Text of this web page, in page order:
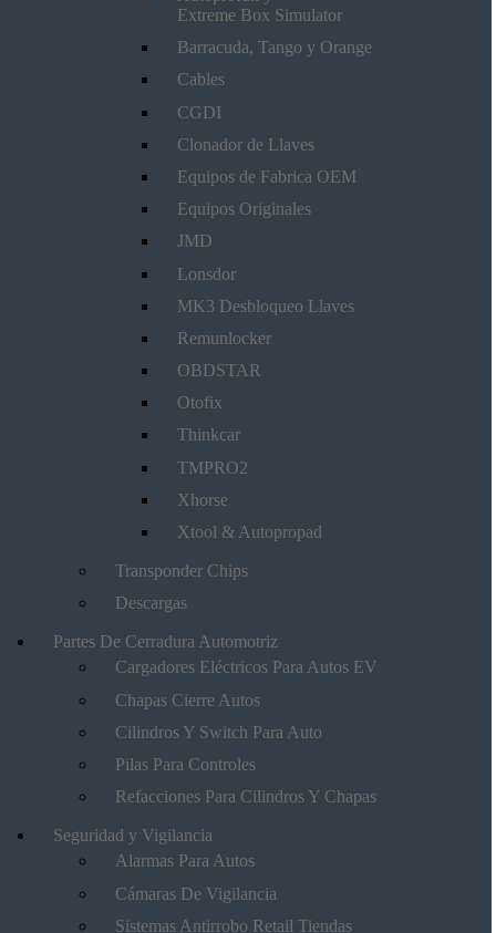
Extreme Box Simulator
Barracuda, Tango y Orange
Cables
CGDI
Clonador de Llaves
Equipos de Fabrica OEM
Equipos Originales
JMD
Lonsdor
MK3 Desbloqueo Llaves
Remunlocker
OBDSTAR
Otofix
Thinkcar
TMPRO2
Xhorse
Xtool & Autopropad
Transponder Chips
Descargas
Partes De Cerradura Automotriz
Cargadores Eléctricos Para Autos EV
Chapas Cierre Autos
Cilindros Y Switch Para Auto
Pilas Para Controles
Refacciones Para Cilindros Y Chapas
Seguridad y Vigilancia
Alarmas Para Autos
Cámaras De Vigilancia
Sistemas Antirrobo Retail Tiendas